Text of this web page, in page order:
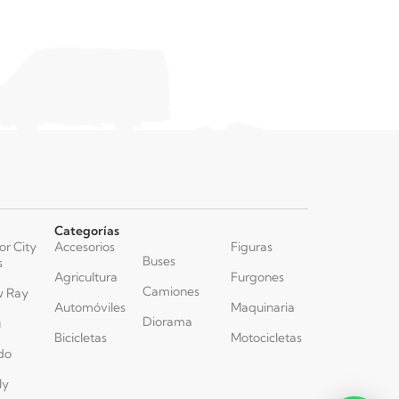
City
Ray
Categorías
Accesorios
Agricultura
Automóviles
Bicicletas
Buses
Camiones
Diorama
Figuras
Furgones
Maquinaria
Motocicletas